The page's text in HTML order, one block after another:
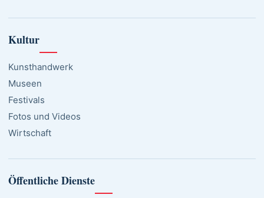
Kultur
Kunsthandwerk
Museen
Festivals
Fotos und Videos
Wirtschaft
Öffentliche Dienste